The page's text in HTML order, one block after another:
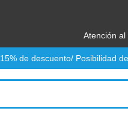
Atención
de descuento/ Posibilidad